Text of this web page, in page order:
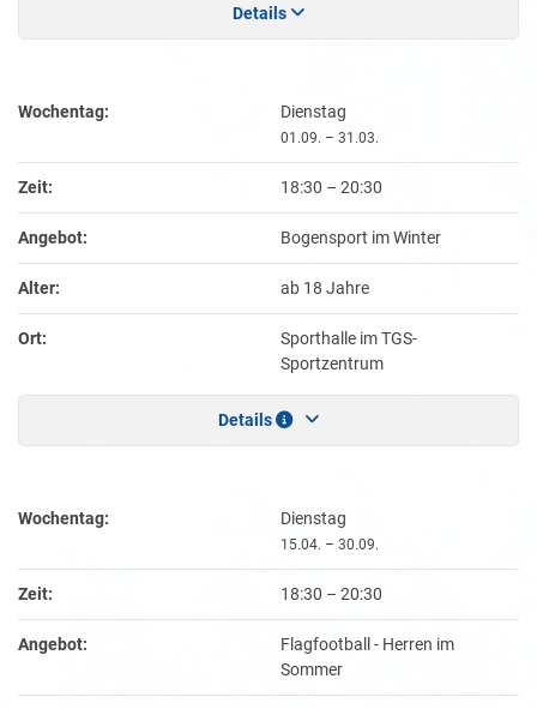
Details
Wochentag: Dienstag
01.09. – 31.03.
Zeit: 18:30 – 20:30
Angebot: Bogensport im Winter
Alter: ab 18 Jahre
Ort:
Sporthalle im TGS-
Sportzentrum
Details
Wochentag: Dienstag
15.04. – 30.09.
Zeit: 18:30 – 20:30
Angebot:
Flagfootball - Herren im
Sommer